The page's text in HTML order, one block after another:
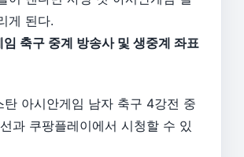
게 된다.
축구 중계 방송사 및 생중계 좌표
탄 아시안게임 남자 축구 4강전 중
과 쿠팡플레이에서 시청할 수 있